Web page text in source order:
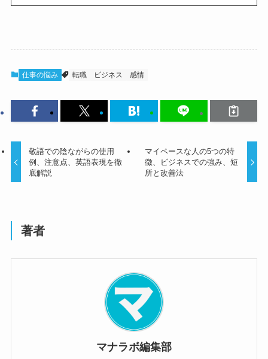
仕事の悩み 転職 ビジネス 感情
敬語での陰ながらの使用
例、注意点、英語表現を徹
底解説
マイペースな人の5つの特
徴、ビジネスでの強み、短
所と改善法
著者
マナラボ編集部